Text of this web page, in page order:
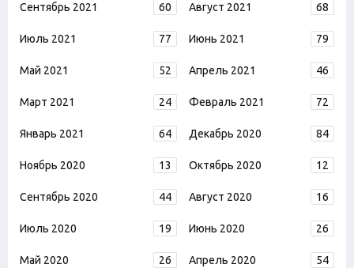
Сентябрь 2021 60 Август 2021 68
Июль 2021 77 Июнь 2021 79
Май 2021 52 Апрель 2021 46
Март 2021 24 Февраль 2021 72
Январь 2021 64 Декабрь 2020 84
Ноябрь 2020 13 Октябрь 2020 12
Сентябрь 2020 44 Август 2020 16
Июль 2020 19 Июнь 2020 26
Май 2020 26 Апрель 2020 54